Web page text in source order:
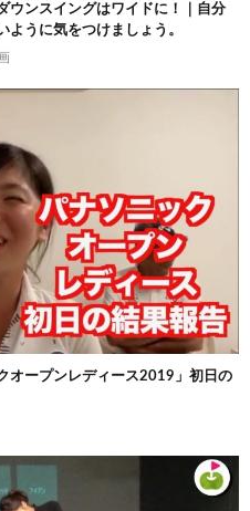
ウンスイングはワイドに！｜自分
うに気をつけましょう。
オープンレディース2019」初日の